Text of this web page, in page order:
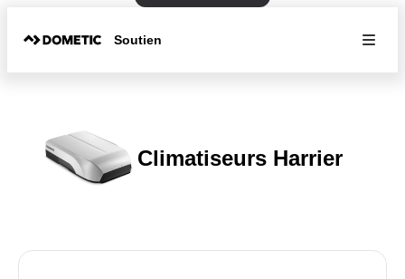
Soutien
Climatiseurs Harrier